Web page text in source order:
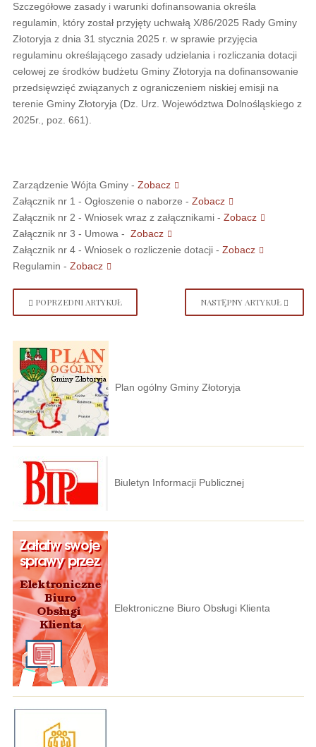
Szczegółowe zasady i warunki dofinansowania określa
regulamin, który został przyjęty uchwałą X/86/2025 Rady Gminy
Złotoryja z dnia 31 stycznia 2025 r. w sprawie przyjęcia
regulaminu określającego zasady udzielania i rozliczania dotacji
celowej ze środków budżetu Gminy Złotoryja na dofinansowanie
przedsięwzięć związanych z ograniczeniem niskiej emisji na
terenie Gminy Złotoryja (Dz. Urz. Województwa Dolnośląskiego z
2025r., poz. 661).
Zarządzenie Wójta Gminy - Zobacz
Załącznik nr 1 - Ogłoszenie o naborze - Zobacz
Załącznik nr 2 - Wniosek wraz z załącznikami - Zobacz
Załącznik nr 3 - Umowa - Zobacz
Załącznik nr 4 - Wniosek o rozliczenie dotacji - Zobacz
Regulamin - Zobacz
POPRZEDNI ARTYKUŁ NASTĘPNY ARTYKUŁ
Plan ogólny Gminy Złotoryja
Biuletyn Informacji Publicznej
Elektroniczne Biuro Obsługi Klienta